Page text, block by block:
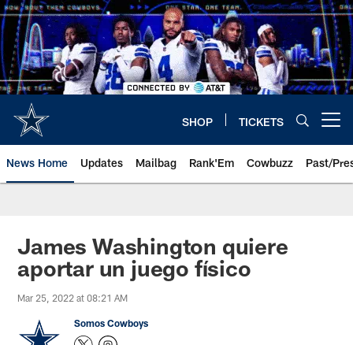
Skip
to
main
content
SHOP TICKETS
News Home Updates Mailbag Rank'Em Cowbuzz Past/
James Washington quiere
aportar un juego físico
Mar 25, 2022 at 08:21 AM
Somos Cowboys